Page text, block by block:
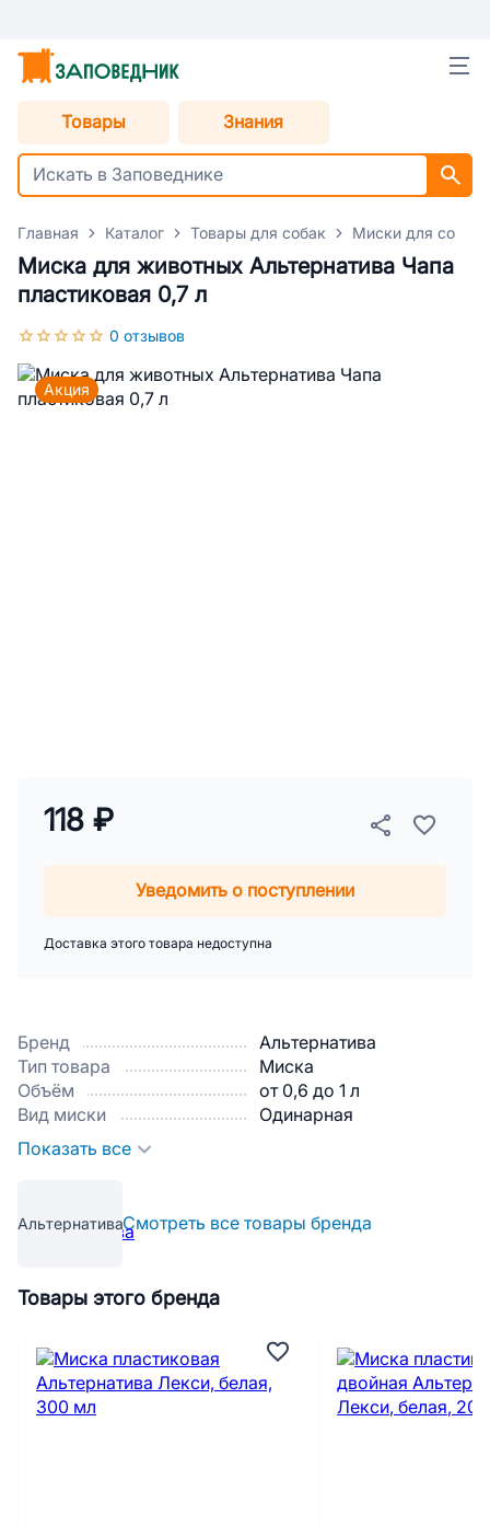
Товары Знания
Главная Каталог Товары для собак Миски для собак
Миска для животных Альтернатива Чапа
пластиковая 0,7 л
0 отзывов
Акция
Бренд
Альтернатива
Тип товара
Миска
Объём
от 0,6 до 1 л
Вид миски
Одинарная
Показать все
АльтернативаСмотреть все товары бренда
118 ₽
Уведомить о поступлении
Доставка этого товара недоступна
Товары этого бренда